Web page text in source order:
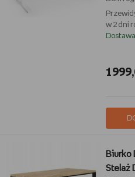
w 2 dni
Biurko
Stelaż